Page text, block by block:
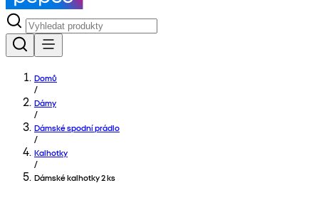
Domů
/
Dámy
/
Dámské spodní prádlo
/
Kalhotky
/
Dámské kalhotky 2 ks